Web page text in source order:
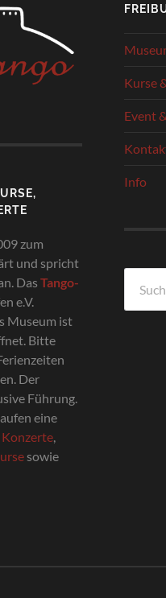
zum
und spricht
Das Tango-
e.V.
Museum ist
Bitte
Der
Führung.
eine
Konzerte
sowie
Kurse
Event
Info
nach: